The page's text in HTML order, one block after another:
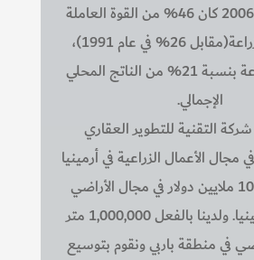
البلاد، وفي عام 2006 كان 46% من القوة العاملة
يعملون في الزراعة(مقابل 26% في عام 1991)،
وساهمت الزراعة بنسبة 21% من الناتج المحلي
الإجمالي.
التقنية للتطوير العقاري
مجال الأعمال الزراعية في أرمينيا
وتستثمر نحو 10 ملايين دولار في مجال الأراضي
الزراعية في أرمينيا. ولدينا بالفعل 1,000,000 متر
في منطقة باربي ونقوم بتوسيع